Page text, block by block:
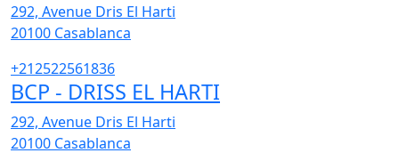
292, Avenue Dris El Harti
20100 Casablanca
+212522561836
BCP - DRISS EL HARTI
292, Avenue Dris El Harti
20100 Casablanca